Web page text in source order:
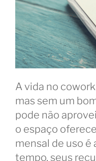
A vida no
mas sem um
pode não
o espaço
mensal de uso é
tempo, seus